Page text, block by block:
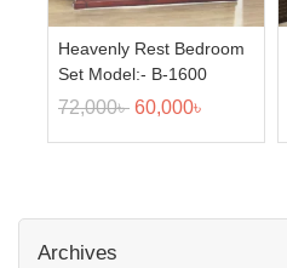
Heavenly Rest Bedroom
Set Model:- B-1600
72,000৳ 60,000৳
Archives